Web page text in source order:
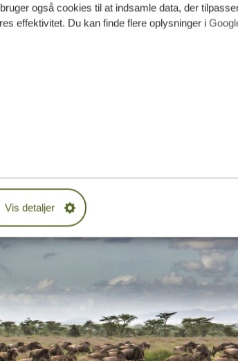
også cookies til at indsamle data, der
effektivitet. Du kan finde flere oplysninger i
Vis detaljer
de vigtigste oplysninger om, hvordan du
en
rejse til Tanzania
til februar
betragtes
De andre måneder har dog også
fleksibelt dit budget er. Du kan finde en fuld